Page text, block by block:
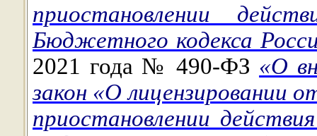
приостановлении
Бюджетного кодекса
2021 года № 490-ФЗ «О
закон «О лицензировании
приостановлении